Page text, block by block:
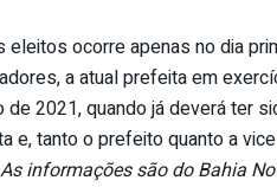
ocorre apenas no dia
a atual prefeita em
2021, quando já deverá ter
e, tanto o prefeito quanto a
As informações são do Bahia